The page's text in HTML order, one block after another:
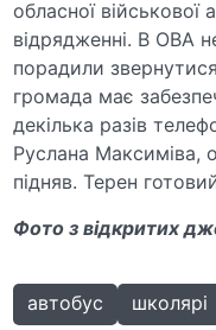
обласної військової
відрядженні. В ОВА
порадили
громада має
декілька разів
Руслана Максиміва,
підняв. Терен
Фото з відкритих
автобус школярі